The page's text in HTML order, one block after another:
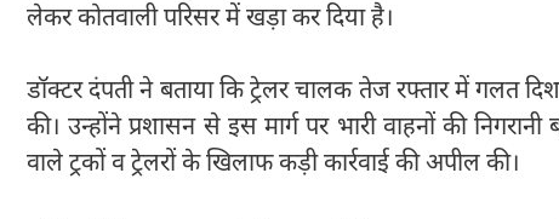
लेकर कोतवाली परिसर में खड़ा कर दिया है।
डॉक्टर दंपती ने बताया कि ट्रेलर चालक तेज रफ्तार में गलत
की। उन्होंने प्रशासन से इस मार्ग पर भारी वाहनों की
वाले ट्रकों व ट्रेलरों के खिलाफ कड़ी कार्रवाई की अपील की।